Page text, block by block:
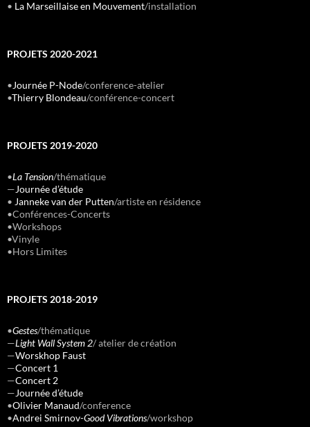
• La Marseillaise en Mouvement/installation
PROJETS 2020-2021
•Journée P-Node/conference-atelier
•Thierry Blondeau/conférence-concert
PROJETS 2019-2020
•La Tension/thématique
—Journée d’étude
• Janneke van der Putten/artiste en résidence
•Conférences-Concerts
•Workshops
•Vinyle
•Hors Limites
PROJETS 2018-2019
•Gestes/thématique
—Light Wall System 2/ atelier de création
—Worskhop Faust
—Concert 1
—Concert 2
—Journée d’étude
•Olivier Manaud/conference
•Andrei Smirnov-Good Vibrations/workshop